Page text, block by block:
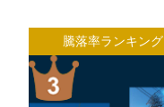
騰落率ランキング